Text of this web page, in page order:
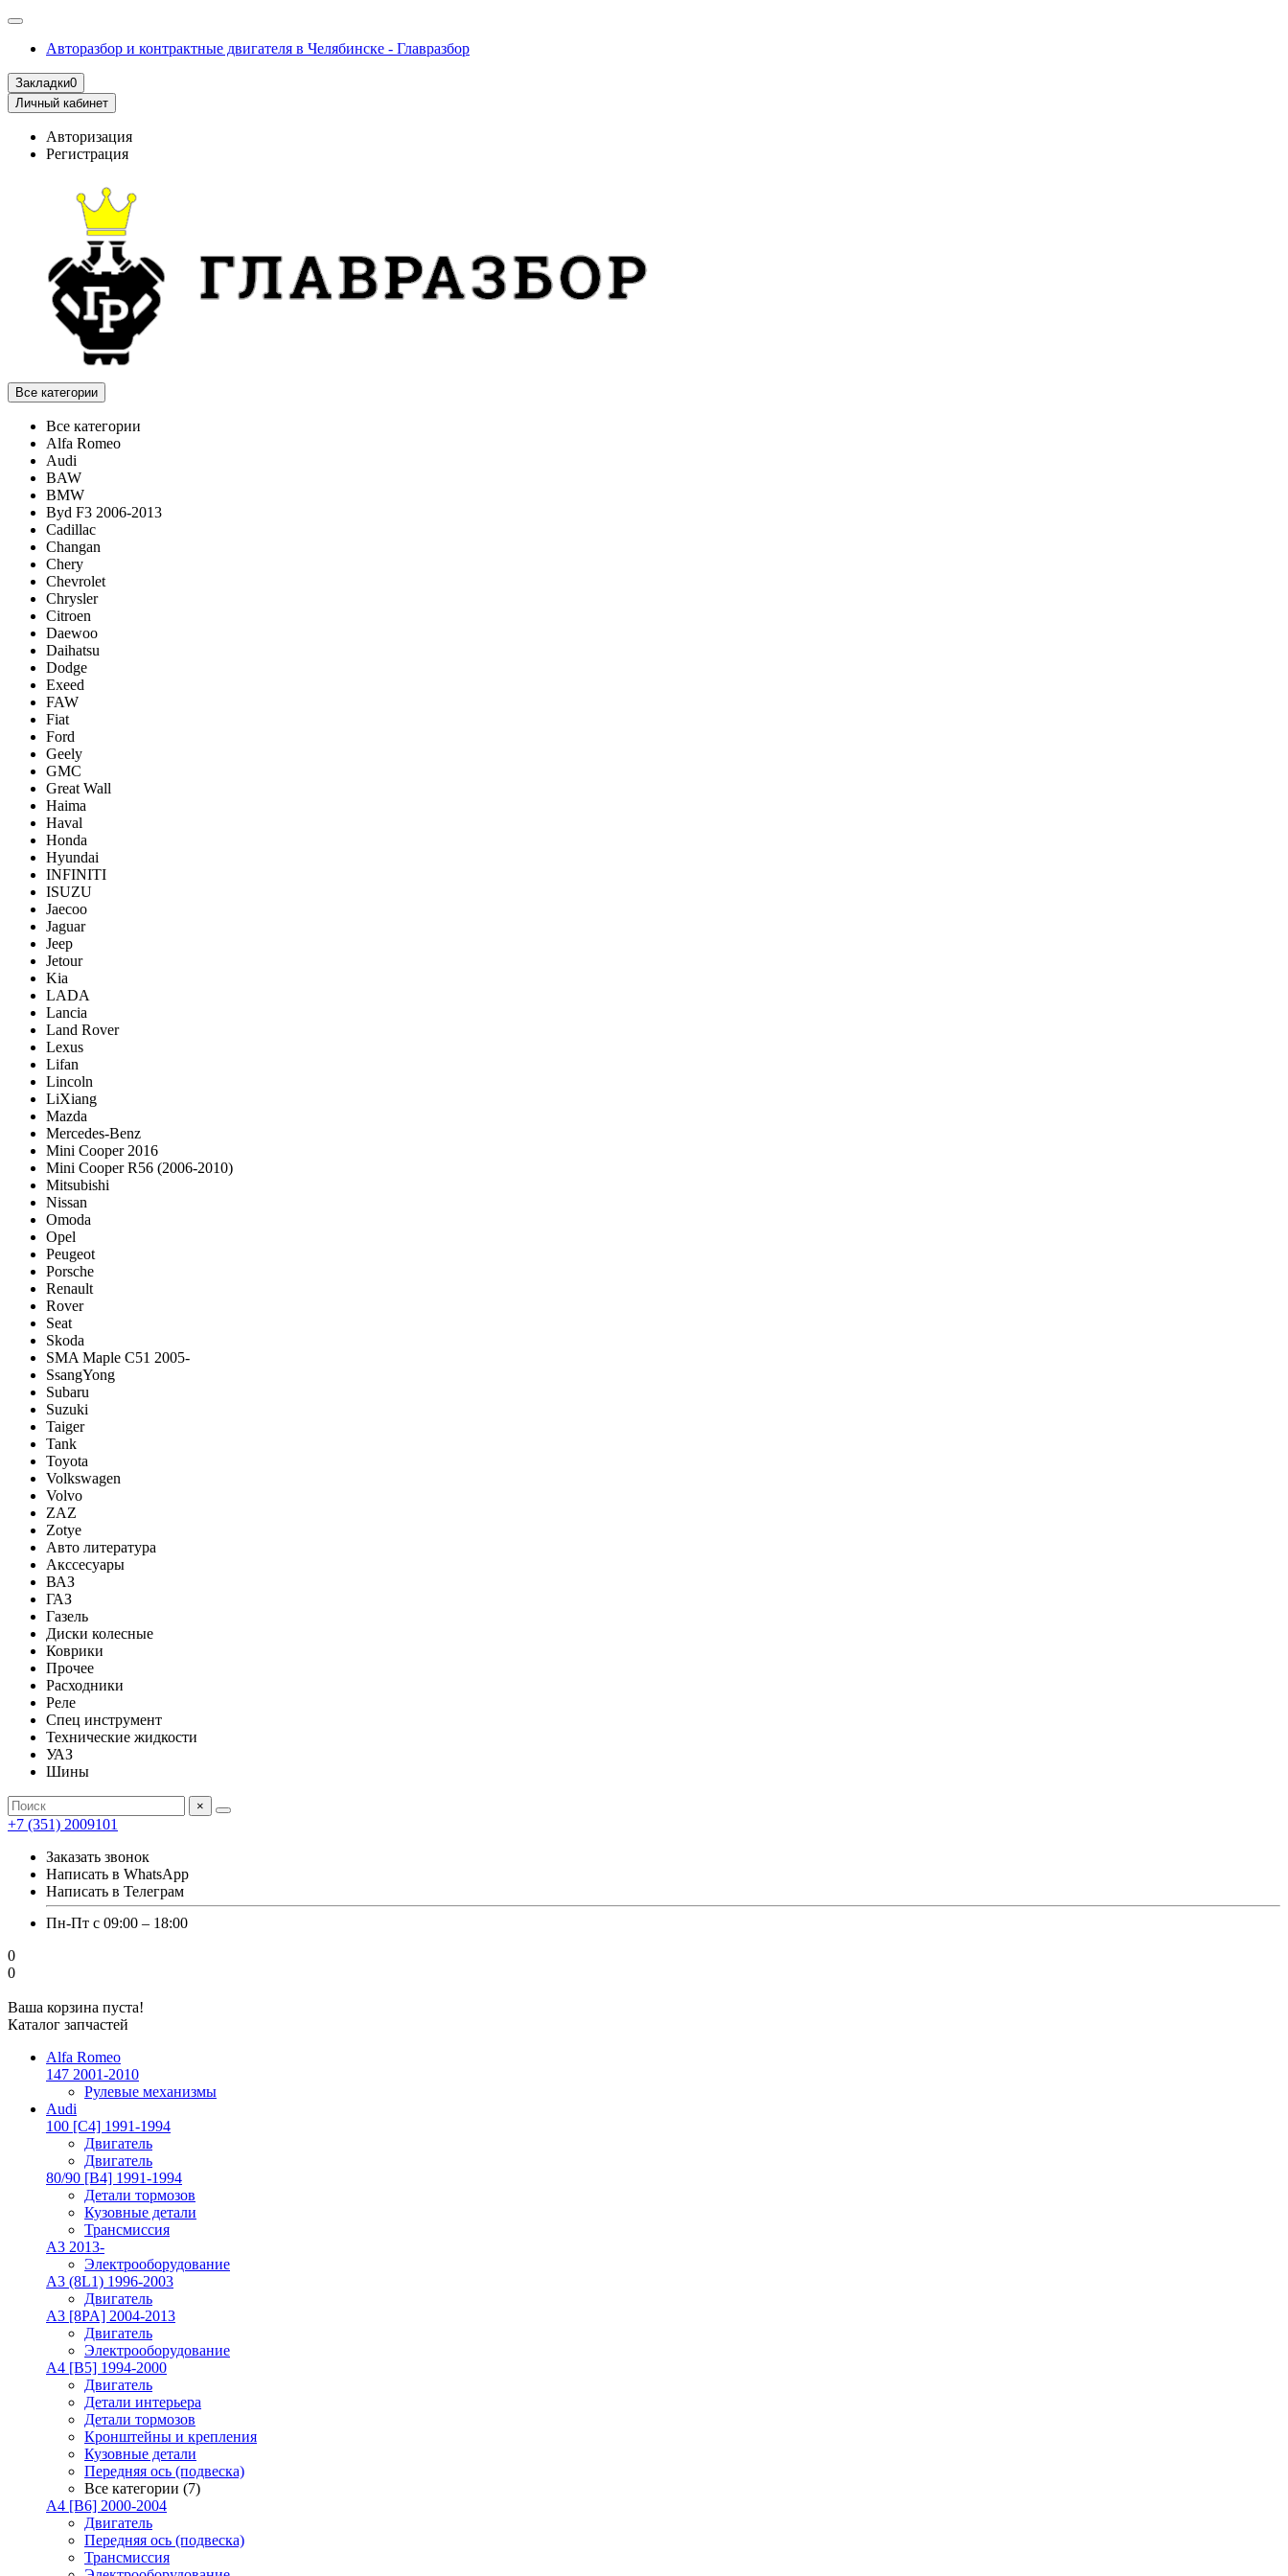
Авторазбор и контрактные двигателя в Челябинске - Главразбор
Закладки0
Личный кабинет
Авторизация
Регистрация
Все категории
Все категории
Alfa Romeo
Audi
BAW
BMW
Byd F3 2006-2013
Cadillac
Changan
Chery
Chevrolet
Chrysler
Citroen
Daewoo
Daihatsu
Dodge
Exeed
FAW
Fiat
Ford
Geely
GMC
Great Wall
Haima
Haval
Honda
Hyundai
INFINITI
ISUZU
Jaecoo
Jaguar
Jeep
Jetour
Kia
LADA
Lancia
Land Rover
Lexus
Lifan
Lincoln
LiXiang
Mazda
Mercedes-Benz
Mini Cooper 2016
Mini Cooper R56 (2006-2010)
Mitsubishi
Nissan
Omoda
Opel
Peugeot
Porsche
Renault
Rover
Seat
Skoda
SMA Maple C51 2005-
SsangYong
Subaru
Suzuki
Taiger
Tank
Toyota
Volkswagen
Volvo
ZAZ
Zotye
Авто литература
Акссесуары
ВАЗ
ГАЗ
Газель
Диски колесные
Коврики
Прочее
Расходники
Реле
Спец инструмент
Технические жидкости
УАЗ
Шины
×
+7 (351) 2009101
Заказать звонок
Написать в WhatsApp
Написать в Телеграм
Пн-Пт с 09:00 – 18:00
0
0
Ваша корзина пуста!
Каталог запчастей
Alfa Romeo
147 2001-2010
Рулевые механизмы
Audi
100 [C4] 1991-1994
Двигатель
Двигатель
80/90 [B4] 1991-1994
Детали тормозов
Кузовные детали
Трансмиссия
A3 2013-
Электрооборудование
A3 (8L1) 1996-2003
Двигатель
A3 [8PA] 2004-2013
Двигатель
Электрооборудование
A4 [B5] 1994-2000
Двигатель
Детали интерьера
Детали тормозов
Кронштейны и крепления
Кузовные детали
Передняя ось (подвеска)
Все категории (7)
A4 [B6] 2000-2004
Двигатель
Передняя ось (подвеска)
Трансмиссия